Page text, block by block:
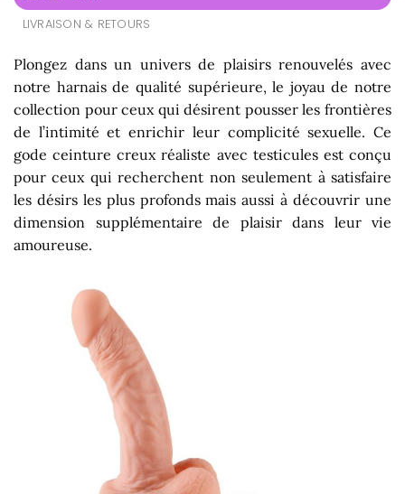
LIVRAISON & RETOURS
Plongez dans un univers de plaisirs renouvelés avec
notre harnais de qualité supérieure, le joyau de notre
collection pour ceux qui désirent pousser les frontières
de l’intimité et enrichir leur complicité sexuelle. Ce
gode ceinture creux réaliste avec testicules est conçu
pour ceux qui recherchent non seulement à satisfaire
les désirs les plus profonds mais aussi à découvrir une
dimension supplémentaire de plaisir dans leur vie
amoureuse.